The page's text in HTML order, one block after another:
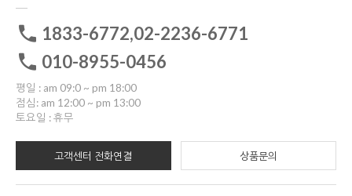
1833-6772,02-2236-6771
010-8955-0456
평일 : am 09:0 ~ pm 18:00
점심: am 12:00 ~ pm 13:00
토요일 : 휴무
고객센터 전화연결 상품문의